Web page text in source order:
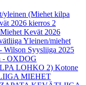
yleinen (Miehet kilpa
2026 kierros 2
Kevät 2026
Yleinen/miehet
Wilson Syysliiga 2025
- OXDOG
LOHKO 2) Kotone
MIEHET